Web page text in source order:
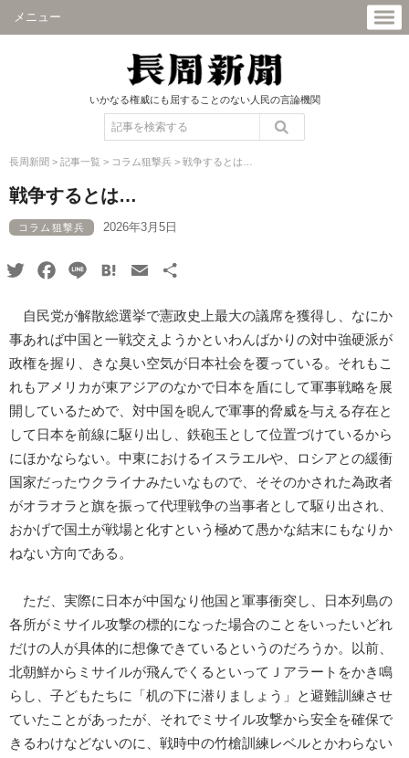
メニュー
いかなる権威にも屈することのない人民の言論機関
長周新聞 > 記事一覧 > コラム狙撃兵 > 戦争するとは…
戦争するとは…
コラム狙撃兵 2026年3月5日
TwitterFacebook
Line HatenaEmail
自民党が解散総選挙で憲政史上最大の議席を獲得し、なにか
事あれば中国と一戦交えようかといわんばかりの対中強硬派が
政権を握り、きな臭い空気が日本社会を覆っている。それもこ
れもアメリカが東アジアのなかで日本を盾にして軍事戦略を展
開しているためで、対中国を睨んで軍事的脅威を与える存在と
して日本を前線に駆り出し、鉄砲玉として位置づけているから
にほかならない。中東におけるイスラエルや、ロシアとの緩衝
国家だったウクライナみたいなもので、そそのかされた為政者
がオラオラと旗を振って代理戦争の当事者として駆り出され、
おかげで国土が戦場と化すという極めて愚かな結末にもなりか
ねない方向である。
ただ、実際に日本が中国なり他国と軍事衝突し、日本列島の
各所がミサイル攻撃の標的になった場合のことをいったいどれ
だけの人が具体的に想像できているというのだろうか。以前、
北朝鮮からミサイルが飛んでくるといってＪアラートをかき鳴
らし、子どもたちに「机の下に潜りましょう」と避難訓練させ
ていたことがあったが、それでミサイル攻撃から安全を確保で
きるわけなどないのに、戦時中の竹槍訓練レベルとかわらない